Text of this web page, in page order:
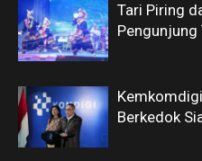
Tari Piring
Pengunjung
Berkedok